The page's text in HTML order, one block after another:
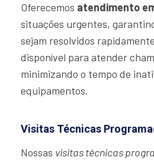
Oferecemos atendimento
situações urgentes,
sejam resolvidos
disponível para atender
minimizando o tempo de
equipamentos.
Visitas Técnicas
Nossas visitas técnicas